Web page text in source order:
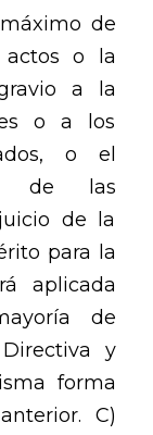
de
actos o la
a la
o a los
o el
de las
de la
para la
aplicada
de
y
forma
C)